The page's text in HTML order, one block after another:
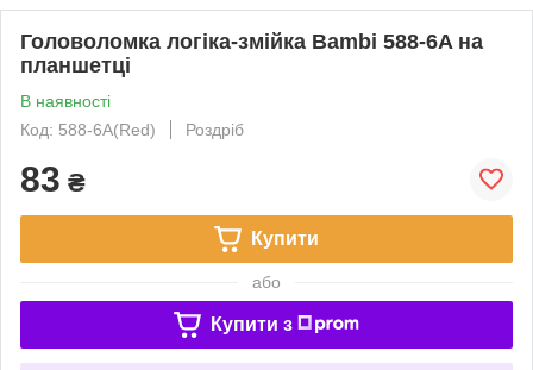
Головоломка логіка-змійка Bambi 588-6A на
планшетці
В наявності
Код: 588-6A(Red)
Роздріб
83 ₴
Купити
або
Купити з